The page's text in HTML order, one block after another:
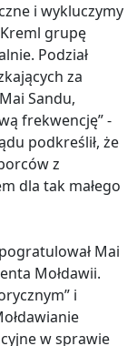
i wykluczymy
grupę
Podział
za
Sandu,
frekwencję” -
podkreślił, że
z
dla tak małego
Mai
Mołdawii.
i
w sprawie